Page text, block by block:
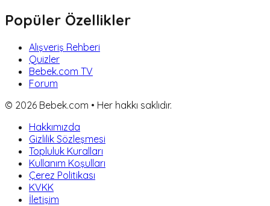
Popüler Özellikler
Alışveriş Rehberi
Quizler
Bebek.com TV
Forum
© 2026 Bebek.com • Her hakkı saklıdır.
Hakkımızda
Gizlilik Sözleşmesi
Topluluk Kuralları
Kullanım Koşulları
Çerez Politikası
KVKK
İletişim